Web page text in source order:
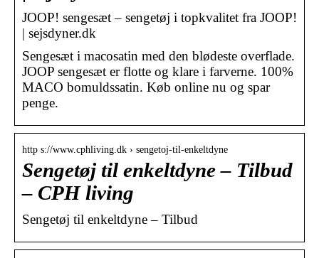
JOOP! sengesæt – sengetøj i topkvalitet fra JOOP!
| sejsdyner.dk
Sengesæt i macosatin med den blødeste overflade.
JOOP sengesæt er flotte og klare i farverne. 100%
MACO bomuldssatin. Køb online nu og spar
penge.
http s://www.cphliving.dk › sengetoj-til-enkeltdyne
Sengetøj til enkeltdyne – Tilbud
– CPH living
Sengetøj til enkeltdyne – Tilbud